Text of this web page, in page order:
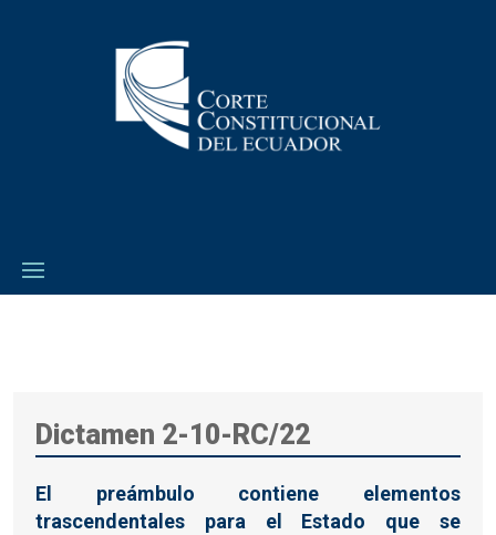
Dictamen 2-10-RC/22
El preámbulo contiene elementos
trascendentales para el Estado que se